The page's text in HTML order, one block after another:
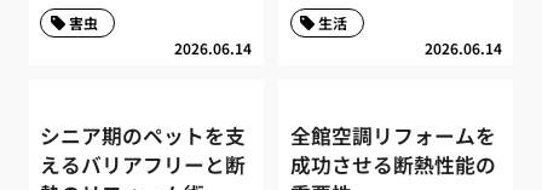
2026.06.14
害虫
2026.06.14
生活
シニア期のペットを支
えるバリアフリーと断
全館空調リフォームを
成功させる断熱性能の